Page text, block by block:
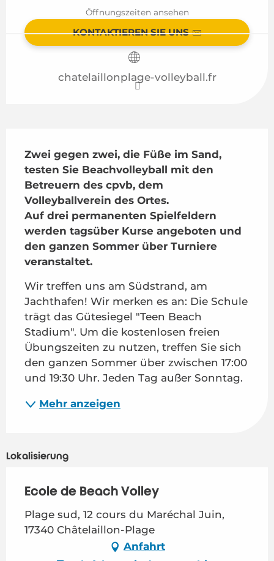
Öffnungszeiten ansehen
KONTAKTIEREN SIE UNS
chatelaillonplage-volleyball.fr
Zwei gegen zwei, die Füße im Sand,
testen Sie Beachvolleyball mit den
Betreuern des cpvb, dem
Volleyballverein des Ortes.
Auf drei permanenten Spielfeldern
werden tagsüber Kurse angeboten und
den ganzen Sommer über Turniere
veranstaltet.
Wir treffen uns am Südstrand, am
Jachthafen! Wir merken es an: Die Schule
trägt das Gütesiegel "Teen Beach
Stadium". Um die kostenlosen freien
Übungszeiten zu nutzen, treffen Sie sich
den ganzen Sommer über zwischen 17:00
und 19:30 Uhr. Jeden Tag außer Sonntag.
Mehr anzeigen
Lokalisierung
Ecole de Beach Volley
Plage sud, 12 cours du Maréchal Juin,
17340 Châtelaillon-Plage
Anfahrt